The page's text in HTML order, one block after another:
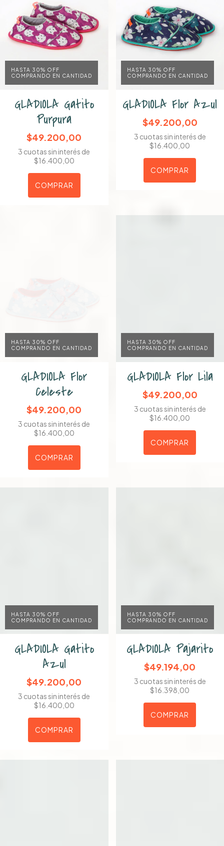
HASTA 30% OFF
COMPRANDO EN CANTIDAD
GLADIOLA Gatito
Purpura
$49.200,00
3 cuotas sin interés de
$16.400,00
COMPRAR
HASTA 30% OFF
COMPRANDO EN CANTIDAD
GLADIOLA Flor Azul
$49.200,00
3 cuotas sin interés de
$16.400,00
COMPRAR
HASTA 30% OFF
COMPRANDO EN CANTIDAD
GLADIOLA Flor
Celeste
$49.200,00
3 cuotas sin interés de
$16.400,00
COMPRAR
HASTA 30% OFF
COMPRANDO EN CANTIDAD
GLADIOLA Flor Lila
$49.200,00
3 cuotas sin interés de
$16.400,00
COMPRAR
HASTA 30% OFF
COMPRANDO EN CANTIDAD
GLADIOLA Gatito
Azul
$49.200,00
3 cuotas sin interés de
$16.400,00
COMPRAR
HASTA 30% OFF
COMPRANDO EN CANTIDAD
GLADIOLA Pajarito
$49.194,00
3 cuotas sin interés de
$16.398,00
COMPRAR